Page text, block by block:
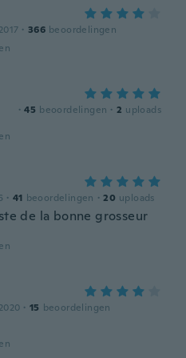
· 366 beoordelingen
· 45 beoordelingen · 2 uploads
· 41 beoordelingen · 20 uploads
de la bonne grosseur
· 15 beoordelingen